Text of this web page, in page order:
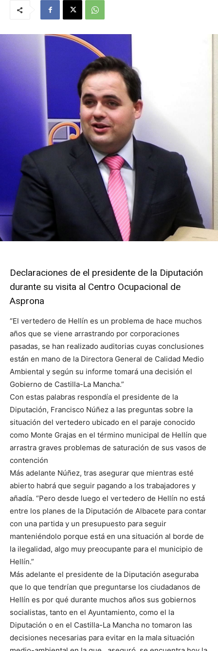
Declaraciones de el presidente de la Diputación
durante su visita al Centro Ocupacional de
Asprona
“El vertedero de Hellín es un problema de hace muchos
años que se viene arrastrando por corporaciones
pasadas, se han realizado auditorias cuyas conclusiones
están en mano de la Directora General de Calidad Medio
Ambiental y según su informe tomará una decisión el
Gobierno de Castilla-La Mancha.”
Con estas palabras respondía el presidente de la
Diputación, Francisco Núñez a las preguntas sobre la
situación del vertedero ubicado en el paraje conocido
como Monte Grajas en el término municipal de Hellín que
arrastra graves problemas de saturación de sus vasos de
contención
Más adelante Núñez, tras asegurar que mientras esté
abierto habrá que seguir pagando a los trabajadores y
añadía. “Pero desde luego el vertedero de Hellín no está
entre los planes de la Diputación de Albacete para contar
con una partida y un presupuesto para seguir
manteniéndolo porque está en una situación al borde de
la ilegalidad, algo muy preocupante para el municipio de
Hellín.”
Más adelante el presidente de la Diputación aseguraba
que lo que tendrían que preguntarse los ciudadanos de
Hellín es por qué durante muchos años sus gobiernos
socialistas, tanto en el Ayuntamiento, como el la
Diputación o en el Castilla-La Mancha no tomaron las
decisiones necesarias para evitar en la mala situación